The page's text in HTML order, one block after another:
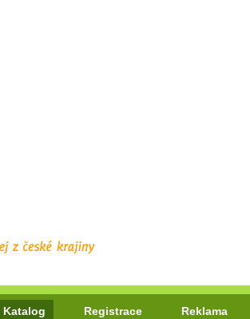
Katalog Registrace Reklama